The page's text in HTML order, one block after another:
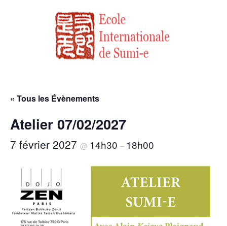
« Tous les Évènements
Atelier 07/02/2027
7 février 2027 @ 14h30 – 18h00